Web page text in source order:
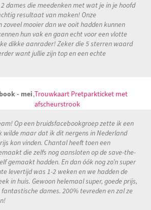
dames die meedenken met wat je in je hoofd
resultaat van maken! Onze
mooier dan we ooit hadden kunnen
hun vak en gaan echt voor een vlotte
dikke aanrader! Zeker die 5 sterren waard
want jullie zijn top en een echte
- mei,Trouwkaart Pretparkticket met
afscheurstrook
Op een bruidsfacebookgroep zette ik een
maar dat ik dit nergens in Nederland
kon vinden. Chantal heeft toen een
die zelfs nog aansloten op de save-the-
gemaakt hadden. En dan óók nog zo’n super
levertijd was 1-2 weken en we hadden de
in huis. Gewoon helemaal super, goede prijs,
dames. 200% tevreden en zal ze